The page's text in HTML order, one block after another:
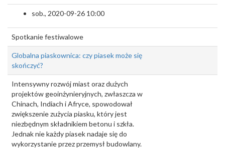
sob., 2020-09-26 10:00
Spotkanie festiwalowe
Globalna piaskownica: czy piasek może się
skończyć?
Intensywny rozwój miast oraz dużych
projektów geoinżynieryjnych, zwłaszcza w
Chinach, Indiach i Afryce, spowodował
zwiększenie zużycia piasku, który jest
niezbędnym składnikiem betonu i szkła.
Jednak nie każdy piasek nadaje się do
wykorzystanie przez przemysł budowlany.